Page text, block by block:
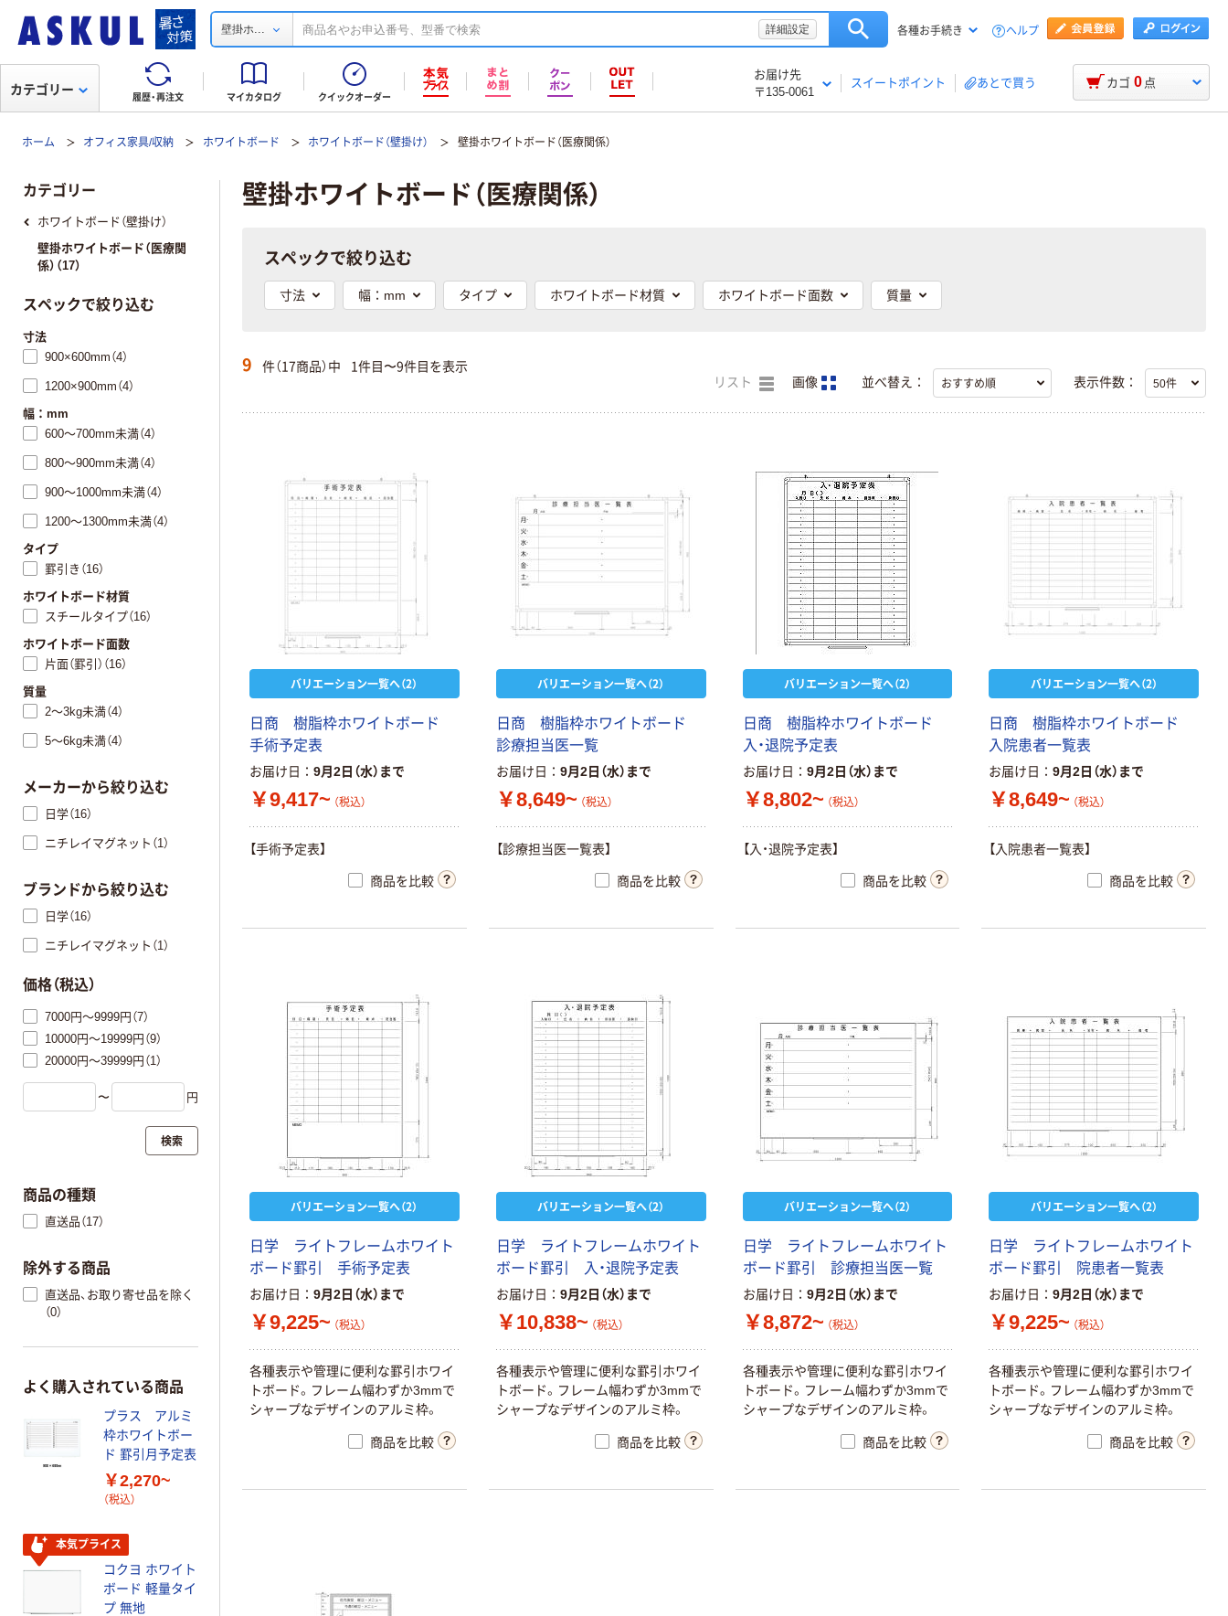
壁掛ホ... 詳細設定 各種お手続き ヘルプ
履歴・再注文 マイカタログ クイックオーダー
お届け先
〒135-0061
スイートポイント あとで買う
カテゴリー カゴ 0 点
ホーム オフィス家具/収納 ホワイトボード ホワイトボード（壁掛け） 壁掛ホワイトボード（医療関係）
壁掛ホワイトボード（医療関係）
スペックで絞り込む
寸法 幅：mm タイプ ホワイトボード材質 ホワイトボード面数 質量
9 件（17商品）中 1件目〜9件目を表示
リスト 画像 並べ替え： 表示件数：
バリエーション一覧へ（2）
日商 樹脂枠ホワイトボード
手術予定表
お届け日 9月2日（水）まで
￥9,417~ （税込）
【手術予定表】
商品を比較
バリエーション一覧へ（2）
日商 樹脂枠ホワイトボード
診療担当医一覧
お届け日 9月2日（水）まで
￥8,649~ （税込）
【診療担当医一覧表】
商品を比較
バリエーション一覧へ（2）
日商 樹脂枠ホワイトボード
入・退院予定表
お届け日 9月2日（水）まで
￥8,802~ （税込）
【入・退院予定表】
商品を比較
バリエーション一覧へ（2）
日商 樹脂枠ホワイトボード
入院患者一覧表
お届け日 9月2日（水）まで
￥8,649~ （税込）
【入院患者一覧表】
商品を比較
バリエーション一覧へ（2）
日学 ライトフレームホワイト
ボード罫引 手術予定表
お届け日 9月2日（水）まで
￥9,225~ （税込）
各種表示や管理に便利な罫引ホワイ
トボード。フレーム幅わずか3mmで
シャープなデザインのアルミ枠。
商品を比較
バリエーション一覧へ（2）
日学 ライトフレームホワイト
ボード罫引 入・退院予定表
お届け日 9月2日（水）まで
￥10,838~ （税込）
各種表示や管理に便利な罫引ホワイ
トボード。フレーム幅わずか3mmで
シャープなデザインのアルミ枠。
商品を比較
バリエーション一覧へ（2）
日学 ライトフレームホワイト
ボード罫引 診療担当医一覧
お届け日 9月2日（水）まで
￥8,872~ （税込）
各種表示や管理に便利な罫引ホワイ
トボード。フレーム幅わずか3mmで
シャープなデザインのアルミ枠。
商品を比較
バリエーション一覧へ（2）
日学 ライトフレームホワイト
ボード罫引 院患者一覧表
お届け日 9月2日（水）まで
￥9,225~ （税込）
各種表示や管理に便利な罫引ホワイ
トボード。フレーム幅わずか3mmで
シャープなデザインのアルミ枠。
商品を比較
カテゴリー
ホワイトボード（壁掛け）
壁掛ホワイトボード（医療関
係）（17）
スペックで絞り込む
寸法
900×600mm（4）
1200×900mm（4）
幅：mm
600～700mm未満（4）
800～900mm未満（4）
900～1000mm未満（4）
1200～1300mm未満（4）
タイプ
罫引き（16）
ホワイトボード材質
スチールタイプ（16）
ホワイトボード面数
片面（罫引）（16）
質量
2～3kg未満（4）
5～6kg未満（4）
メーカーから絞り込む
日学（16）
ニチレイマグネット（1）
ブランドから絞り込む
日学（16）
ニチレイマグネット（1）
価格（税込）
7000円～9999円（7）
10000円～19999円（9）
20000円～39999円（1）
〜 円
検索
商品の種類
直送品（17）
除外する商品
直送品、お取り寄せ品を除く
（0）
よく購入されている商品
プラス アルミ
枠ホワイトボー
ド 罫引月予定表
￥2,270~
（税込）
本気プライス
コクヨ ホワイト
ボード 軽量タイ
プ 無地